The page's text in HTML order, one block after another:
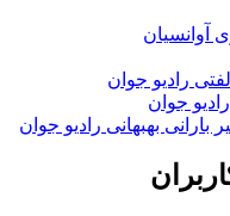
آوانسیان
رادیو جوان
جوان
بارانی بهبهانی رادیو جوان